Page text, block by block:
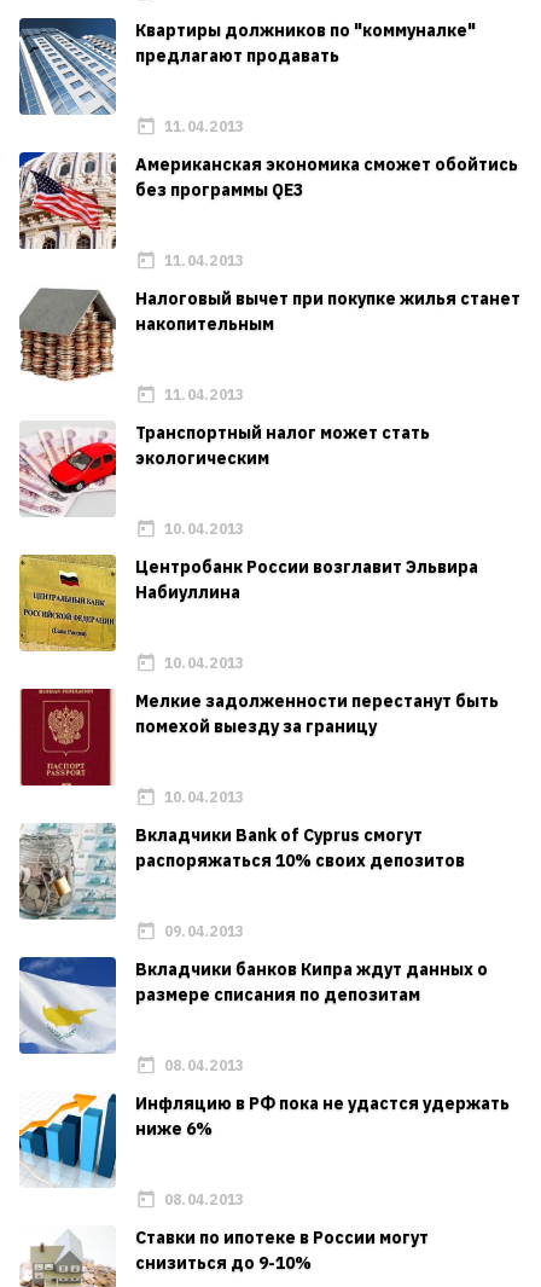
Квартиры должников по "коммуналке"
предлагают продавать
11.04.2013
Американская экономика сможет обойтись
без программы QE3
11.04.2013
Налоговый вычет при покупке жилья станет
накопительным
11.04.2013
Транспортный налог может стать
экологическим
10.04.2013
Центробанк России возглавит Эльвира
Набиуллина
10.04.2013
Мелкие задолженности перестанут быть
помехой выезду за границу
10.04.2013
Вкладчики Bank of Cyprus смогут
распоряжаться 10% своих депозитов
09.04.2013
Вкладчики банков Кипра ждут данных о
размере списания по депозитам
08.04.2013
Инфляцию в РФ пока не удастся удержать
ниже 6%
08.04.2013
Ставки по ипотеке в России могут
снизиться до 9-10%